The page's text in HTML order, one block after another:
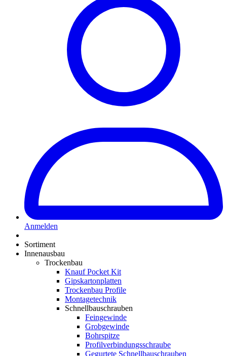
Anmelden
Sortiment
Innenausbau
Trockenbau
Knauf Pocket Kit
Gipskartonplatten
Trockenbau Profile
Montagetechnik
Schnellbauschrauben
Feingewinde
Grobgewinde
Bohrspitze
Profilverbindungsschraube
Gegurtete Schnellbauschrauben